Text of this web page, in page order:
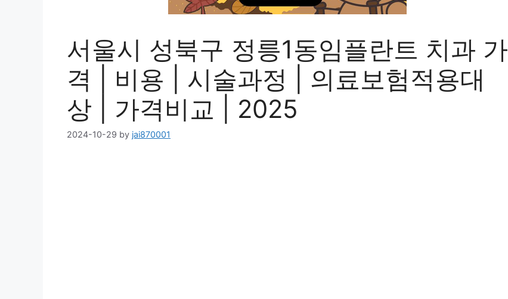
서울시 성북구 정릉1동임플란트 치과 가
격 | 비용 | 시술과정 | 의료보험적용대
상 | 가격비교 | 2025
2024-10-29 by jai870001